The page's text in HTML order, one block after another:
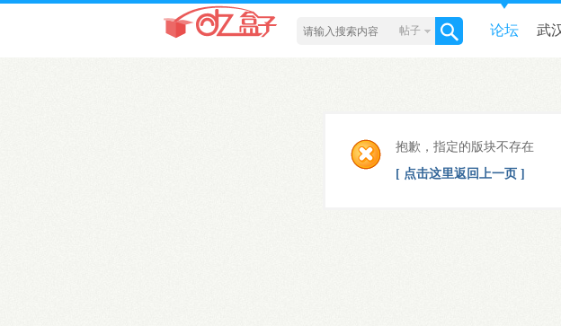
帖子 论坛 武
抱歉，指定的版块不存在
[ 点击这里返回上一页 ]